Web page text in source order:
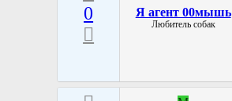
0
Я агент 00мышь
Любитель собак